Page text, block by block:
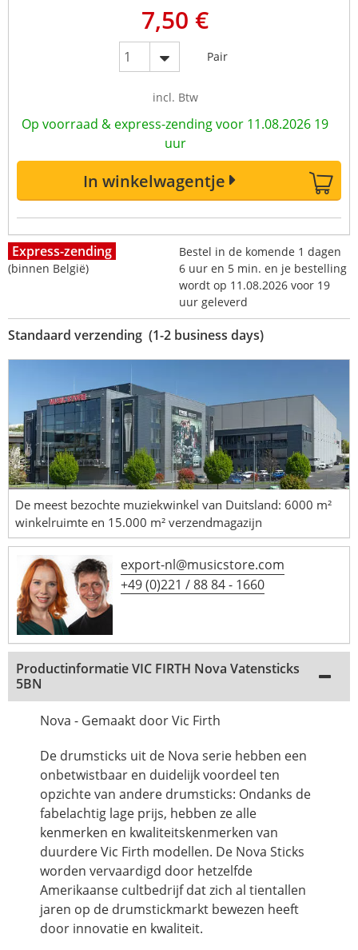
7,50 €
Pair
incl. Btw
Op voorraad & express-zending voor 11.08.2026 19
uur
In winkelwagentje
Express-zending
(binnen België)
Bestel in de komende 1 dagen
6 uur en 5 min. en je bestelling
wordt op 11.08.2026 voor 19
uur geleverd
Standaard verzending (1-2 business days)
De meest bezochte muziekwinkel van Duitsland: 6000 m²
winkelruimte en 15.000 m² verzendmagazijn
export-nl@musicstore.com
+49 (0)221 / 88 84 - 1660
Productinformatie VIC FIRTH Nova Vatensticks
5BN
Nova - Gemaakt door Vic Firth
De drumsticks uit de Nova serie hebben een
onbetwistbaar en duidelijk voordeel ten
opzichte van andere drumsticks: Ondanks de
fabelachtig lage prijs, hebben ze alle
kenmerken en kwaliteitskenmerken van
duurdere Vic Firth modellen. De Nova Sticks
worden vervaardigd door hetzelfde
Amerikaanse cultbedrijf dat zich al tientallen
jaren op de drumstickmarkt bewezen heeft
door innovatie en kwaliteit.